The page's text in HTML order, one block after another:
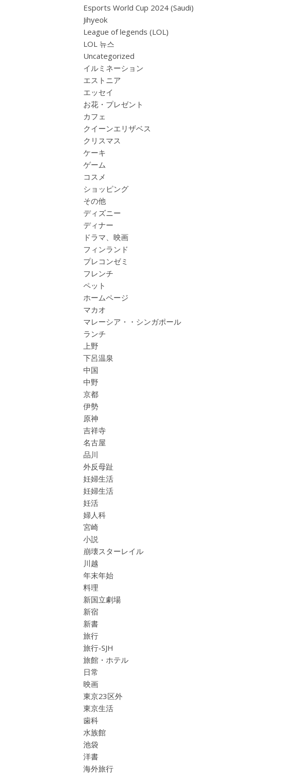
Esports World Cup 2024 (Saudi)
Jihyeok
League of legends (LOL)
LOL 뉴스
Uncategorized
イルミネーション
エストニア
エッセイ
お花・プレゼント
カフェ
クイーンエリザベス
クリスマス
ケーキ
ゲーム
コスメ
ショッピング
その他
ディズニー
ディナー
ドラマ、映画
フィンランド
プレコンゼミ
フレンチ
ペット
ホームページ
マカオ
マレーシア・・シンガポール
ランチ
上野
下呂温泉
中国
中野
京都
伊勢
原神
吉祥寺
名古屋
品川
外反母趾
妊婦生活
妊婦生活
妊活
婦人科
宮崎
小説
崩壊スターレイル
川越
年末年始
料理
新国立劇場
新宿
新書
旅行
旅行-SJH
旅館・ホテル
日常
映画
東京23区外
東京生活
歯科
水族館
池袋
洋書
海外旅行